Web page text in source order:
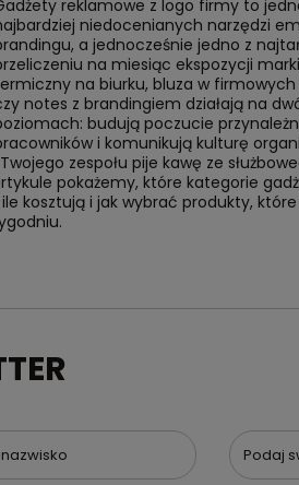
reklamowe z logo firmy to
niedocenianych narzędzi
a jednocześnie jedno z
na miesiąc ekspozycji
na biurku, bluza w
notes z brandingiem działają na
budują poczucie
i komunikują kulturę
zespołu pije kawę ze
pokażemy, które kategorie
kosztują i jak wybrać produkty,
Podaj